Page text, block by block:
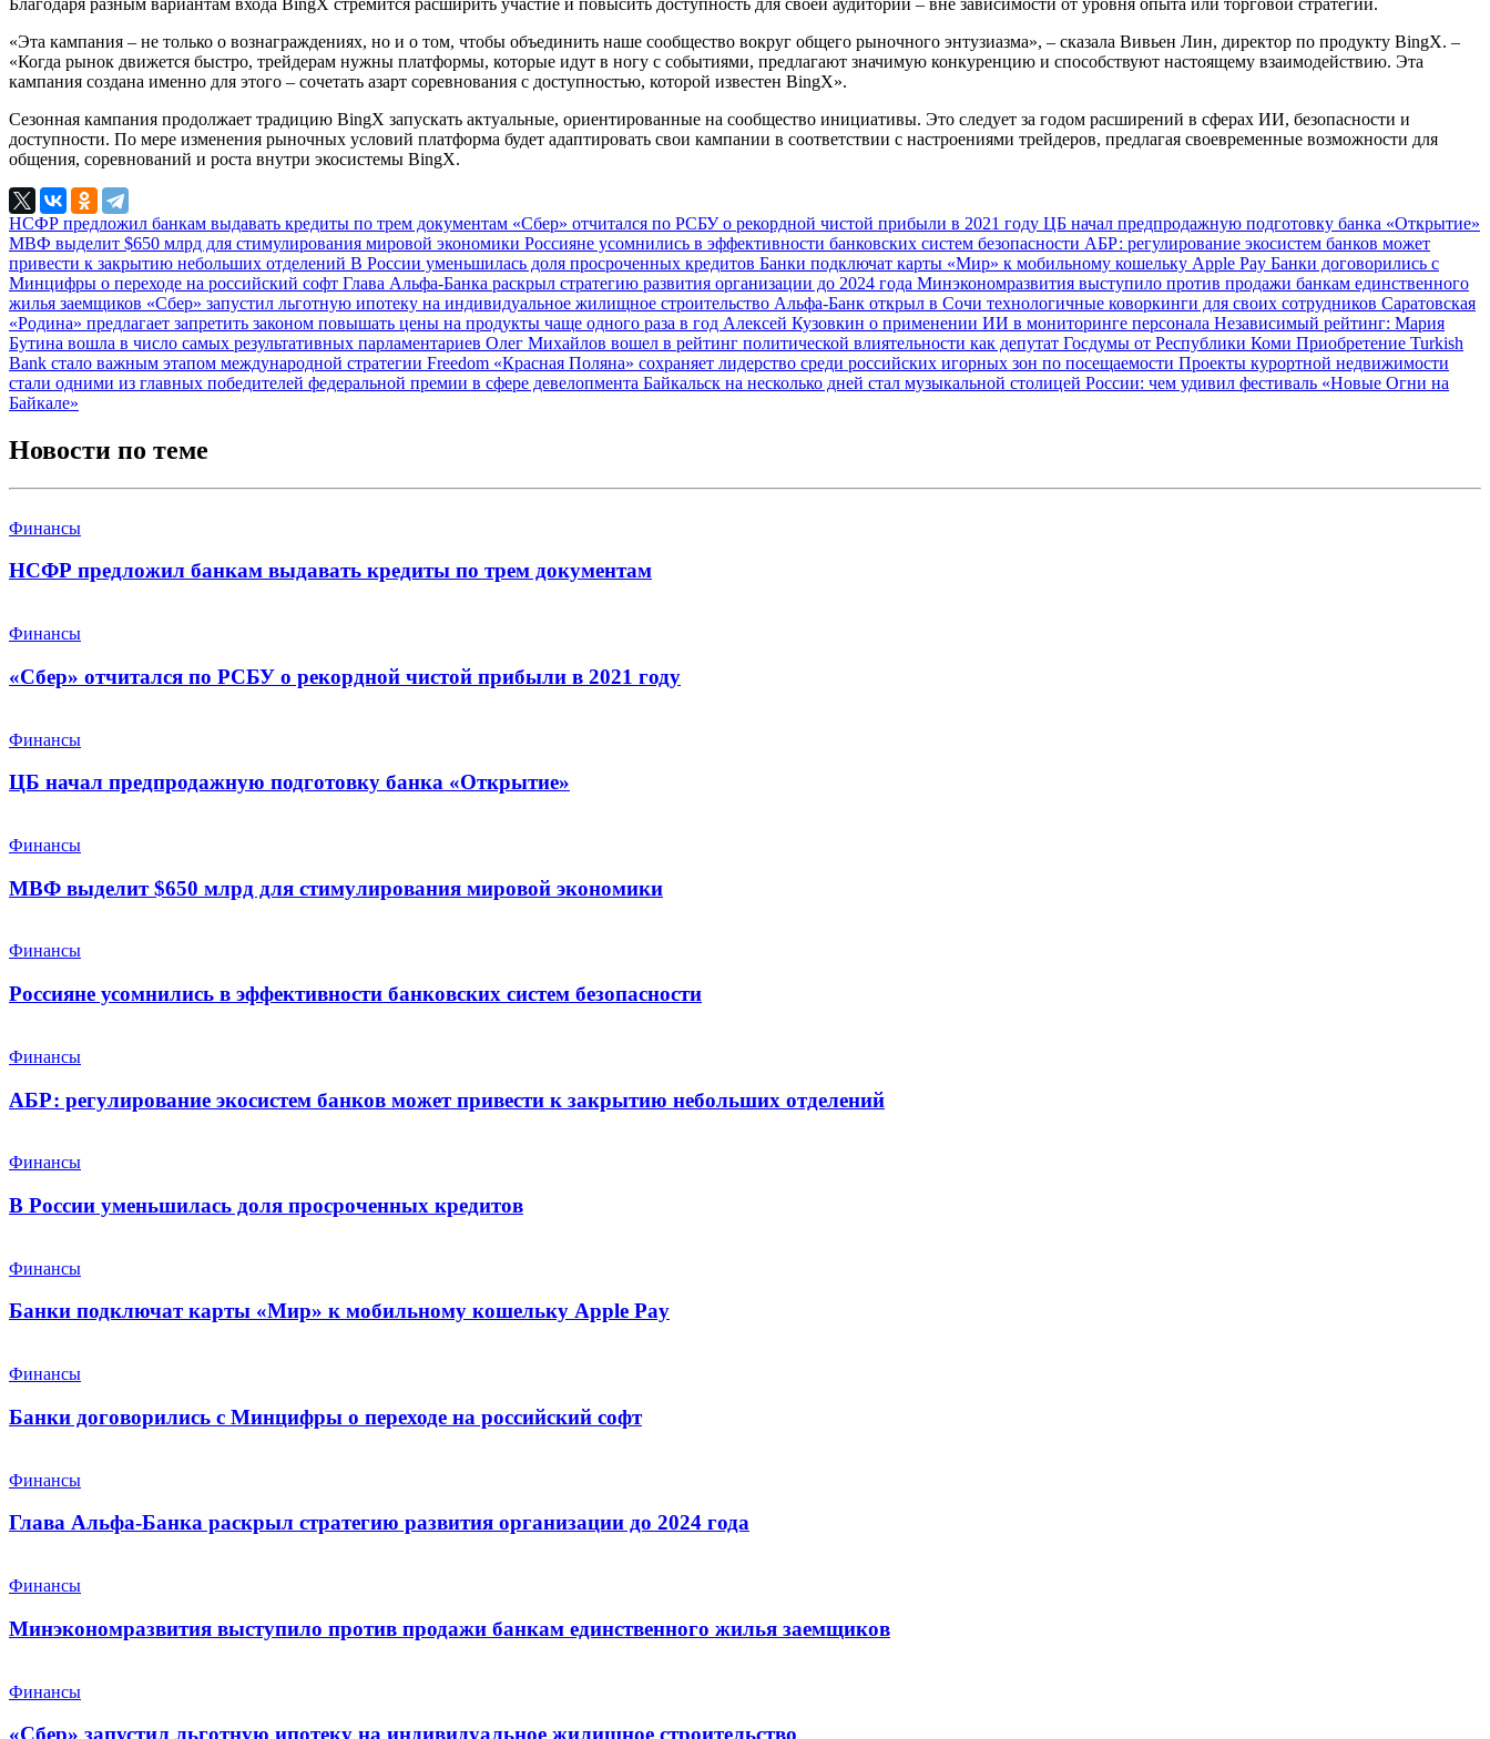
«Эта кампания – не только о вознаграждениях, но и о том, чтобы объединить наше сообщество вокруг общего рыночного энтузиазма», – сказала Вивьен Лин, директор по продукту BingX. –
«Когда рынок движется быстро, трейдерам нужны платформы, которые идут в ногу с событиями, предлагают значимую конкуренцию и способствуют настоящему взаимодействию. Эта
кампания создана именно для этого – сочетать азарт соревнования с доступностью, которой известен BingX».
Сезонная кампания продолжает традицию BingX запускать актуальные, ориентированные на сообщество инициативы. Это следует за годом расширений в сферах ИИ, безопасности и
доступности. По мере изменения рыночных условий платформа будет адаптировать свои кампании в соответствии с настроениями трейдеров, предлагая своевременные возможности для
общения, соревнований и роста внутри экосистемы BingX.
НСФР предложил банкам выдавать кредиты по трем документам «Сбер» отчитался по РСБУ о рекордной чистой прибыли в 2021 году ЦБ начал предпродажную подготовку банка «Открытие»
МВФ выделит $650 млрд для стимулирования мировой экономики Россияне усомнились в эффективности банковских систем безопасности АБР: регулирование экосистем банков может
привести к закрытию небольших отделений В России уменьшилась доля просроченных кредитов Банки подключат карты «Мир» к мобильному кошельку Apple Pay Банки договорились с
Минцифры о переходе на российский софт Глава Альфа-Банка раскрыл стратегию развития организации до 2024 года Минэкономразвития выступило против продажи банкам единственного
жилья заемщиков «Сбер» запустил льготную ипотеку на индивидуальное жилищное строительство Альфа-Банк открыл в Сочи технологичные коворкинги для своих сотрудников Саратовская
«Родина» предлагает запретить законом повышать цены на продукты чаще одного раза в год Алексей Кузовкин о применении ИИ в мониторинге персонала Независимый рейтинг: Мария
Бутина вошла в число самых результативных парламентариев Олег Михайлов вошел в рейтинг политической влиятельности как депутат Госдумы от Республики Коми Приобретение Turkish
Bank стало важным этапом международной стратегии Freedom «Красная Поляна» сохраняет лидерство среди российских игорных зон по посещаемости Проекты курортной недвижимости
стали одними из главных победителей федеральной премии в сфере девелопмента Байкальск на несколько дней стал музыкальной столицей России: чем удивил фестиваль «Новые Огни на
Байкале»
Новости по теме
Финансы
НСФР предложил банкам выдавать кредиты по трем документам
Финансы
«Сбер» отчитался по РСБУ о рекордной чистой прибыли в 2021 году
Финансы
ЦБ начал предпродажную подготовку банка «Открытие»
Финансы
МВФ выделит $650 млрд для стимулирования мировой экономики
Финансы
Россияне усомнились в эффективности банковских систем безопасности
Финансы
АБР: регулирование экосистем банков может привести к закрытию небольших отделений
Финансы
В России уменьшилась доля просроченных кредитов
Финансы
Банки подключат карты «Мир» к мобильному кошельку Apple Pay
Финансы
Банки договорились с Минцифры о переходе на российский софт
Финансы
Глава Альфа-Банка раскрыл стратегию развития организации до 2024 года
Финансы
Минэкономразвития выступило против продажи банкам единственного жилья заемщиков
Финансы
«Сбер» запустил льготную ипотеку на индивидуальное жилищное строительство